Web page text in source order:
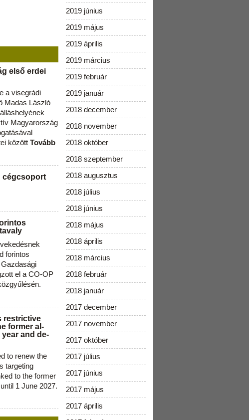
első erdei
a visegrádi
Madas László
Magyarország
között Tovább
cégcsoport
forintos
el a CO-OP
restrictive
former al-
and de-
to renew the
targeting
to the former
1 June 2027.
2019 június
2019 május
2019 április
2019 március
2019 február
2019 január
2018 december
2018 november
2018 október
2018 szeptember
2018 augusztus
2018 július
2018 június
2018 május
2018 április
2018 március
2018 február
2018 január
2017 december
2017 november
2017 október
2017 július
2017 június
2017 május
2017 április